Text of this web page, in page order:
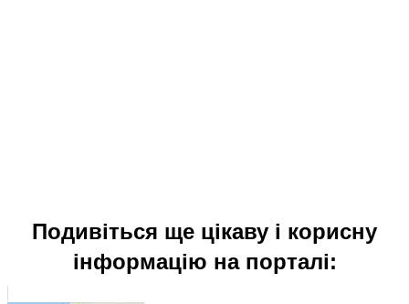
Подивіться ще цікаву і корисну
інформацію на порталі: